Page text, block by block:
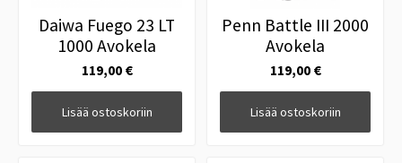
Daiwa Fuego 23 LT
1000 Avokela
119,00 €
Lisää ostoskoriin
Penn Battle III 2000
Avokela
119,00 €
Lisää ostoskoriin